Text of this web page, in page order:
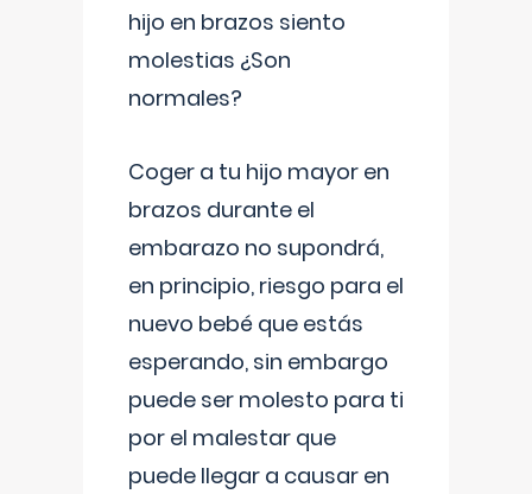
hijo en brazos siento
molestias ¿Son
normales?
Coger a tu hijo mayor en
brazos durante el
embarazo no supondrá,
en principio, riesgo para el
nuevo bebé que estás
esperando, sin embargo
puede ser molesto para ti
por el malestar que
puede llegar a causar en